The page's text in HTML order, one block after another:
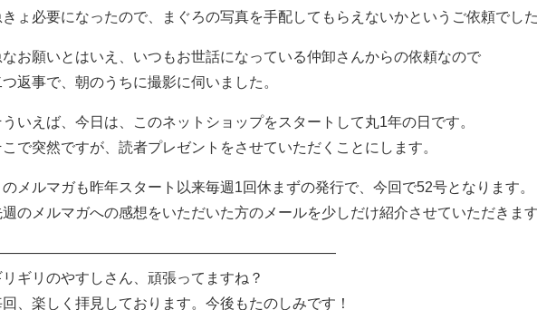
きょ必要になったので、まぐろの写真を手配してもらえないかというご依頼でした
なお願いとはいえ、いつもお世話になっている仲卸さんからの依頼なので
つ返事で、朝のうちに撮影に伺いました。
ういえば、今日は、このネットショップをスタートして丸1年の日です。
こで突然ですが、読者プレゼントをさせていただくことにします。
のメルマガも昨年スタート以来毎週1回休まずの発行で、今回で52号となります。
週のメルマガへの感想をいただいた方のメールを少しだけ紹介させていただきます
リギリのやすしさん、頑張ってますね？
、楽しく拝見しております。今後もたのしみです！